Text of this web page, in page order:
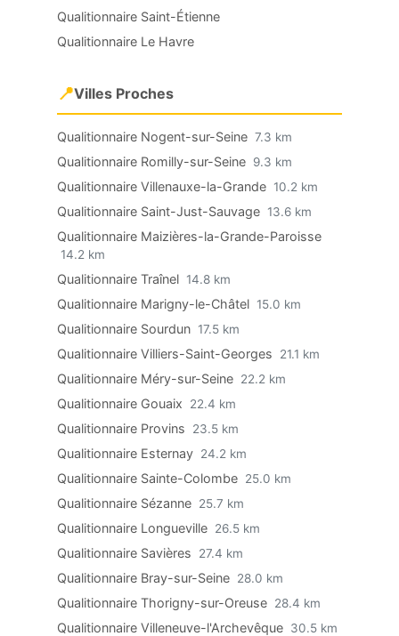
Qualitionnaire Saint-Étienne
Qualitionnaire Le Havre
📍Villes Proches
Qualitionnaire Nogent-sur-Seine 7.3 km
Qualitionnaire Romilly-sur-Seine 9.3 km
Qualitionnaire Villenauxe-la-Grande 10.2 km
Qualitionnaire Saint-Just-Sauvage 13.6 km
Qualitionnaire Maizières-la-Grande-Paroisse
14.2 km
Qualitionnaire Traînel 14.8 km
Qualitionnaire Marigny-le-Châtel 15.0 km
Qualitionnaire Sourdun 17.5 km
Qualitionnaire Villiers-Saint-Georges 21.1 km
Qualitionnaire Méry-sur-Seine 22.2 km
Qualitionnaire Gouaix 22.4 km
Qualitionnaire Provins 23.5 km
Qualitionnaire Esternay 24.2 km
Qualitionnaire Sainte-Colombe 25.0 km
Qualitionnaire Sézanne 25.7 km
Qualitionnaire Longueville 26.5 km
Qualitionnaire Savières 27.4 km
Qualitionnaire Bray-sur-Seine 28.0 km
Qualitionnaire Thorigny-sur-Oreuse 28.4 km
Qualitionnaire Villeneuve-l'Archevêque 30.5 km